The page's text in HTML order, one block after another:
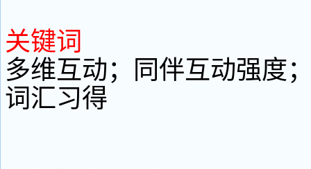
关键词
多维互动；同伴互动强度
词汇习得